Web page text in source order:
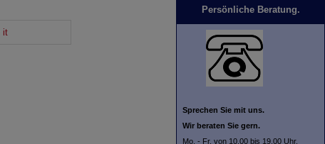
it
Persönliche Beratung.
Sprechen Sie mit uns.
Wir beraten Sie gern.
Mo. - Fr. von 10.00 bis 19.00 Uhr.